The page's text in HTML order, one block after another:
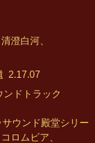
澄白河、
2.17.07
ドトラック
ウンド殿堂シリー
ロムビア、